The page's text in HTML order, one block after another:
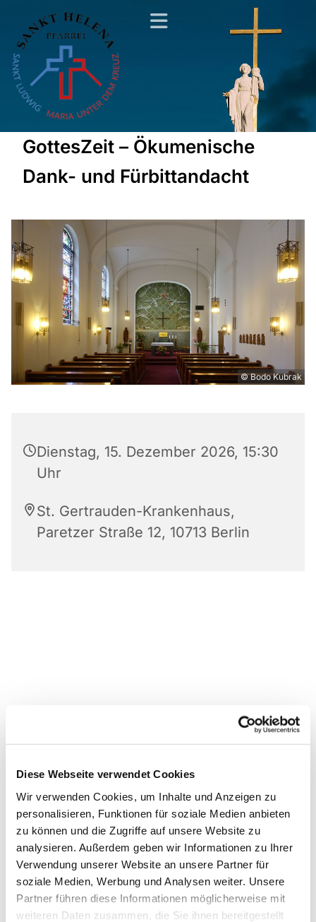
Diese Webseite verwendet Cookies
Wir verwenden Cookies, um Inhalte und Anzeigen zu
personalisieren, Funktionen für soziale Medien anbieten
zu können und die Zugriffe auf unsere Website zu
analysieren. Außerdem geben wir Informationen zu Ihrer
Verwendung unserer Website an unsere Partner für
soziale Medien, Werbung und Analysen weiter. Unsere
Partner führen diese Informationen möglicherweise mit
weiteren Daten zusammen, die Sie ihnen bereitgestellt
GottesZeit – Ökumenische
Dank- und Fürbittandacht
© Bodo Kubrak
Dienstag, 15. Dezember 2026, 15:30
Uhr
St. Gertrauden-Krankenhaus,
Paretzer Straße 12, 10713 Berlin
Dies könnte Sie auch
interessieren